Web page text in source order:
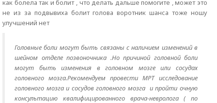
как болела так и болит , что делать дальше помогите , может это
не из за подвывиха болит голова воротник шанса тоже ношу
улучшений нет
Головные боли могут быть связаны с наличием изменений в
шейном отделе позвоночника .Но причиной головной боли
могут быть изменения в головном мозге или сосудах
головного мозга.Рекомендуем провести МРТ исследование
головного мозга и сосудов головного мозга и пройти очную
консультацию квалифицированного врача-невролога ( по